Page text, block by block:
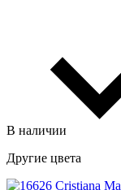
В наличии
Другие цвета